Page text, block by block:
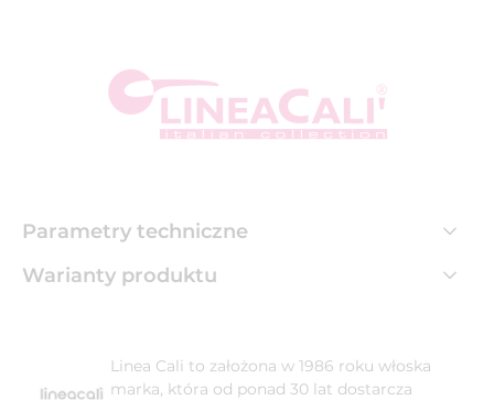
Parametry techniczne
Warianty produktu
Linea Cali to założona w 1986 roku włoska
marka, która od ponad 30 lat dostarcza